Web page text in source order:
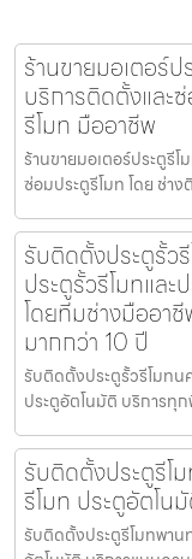
ร้านขายมอเตอร์
บริการติดตั้งและ
รีโมท มืออาชีพ
ร้านขายมอเตอร์ประตูรี
ซ่อมประตูรีโมท โดย ช่า
รับติดตั้งประตูรั้ว
ประตูรั้วรีโมทแล
โดยทีมช่างมืออา
มากกว่า 10 ปี
รับติดตั้งประตูรั้วรีโมทน
ประตูอัตโนมัติ บริการทุ
รับติดตั้งประตูรีโ
รีโมท ประตูอัตโน
รับติดตั้งประตูรีโมทพาน